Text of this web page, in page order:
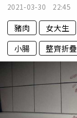
2021-03-30 22:45
豬肉 女大生
小腸
整齊折疊